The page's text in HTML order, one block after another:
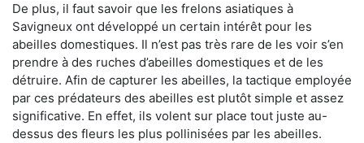
De plus, il faut savoir que les frelons asiatiques à
Savigneux ont développé un certain intérêt pour les
abeilles domestiques. Il n’est pas très rare de les voir s’en
prendre à des ruches d’abeilles domestiques et de les
détruire. Afin de capturer les abeilles, la tactique employée
par ces prédateurs des abeilles est plutôt simple et assez
significative. En effet, ils volent sur place tout juste au-
dessus des fleurs les plus pollinisées par les abeilles.